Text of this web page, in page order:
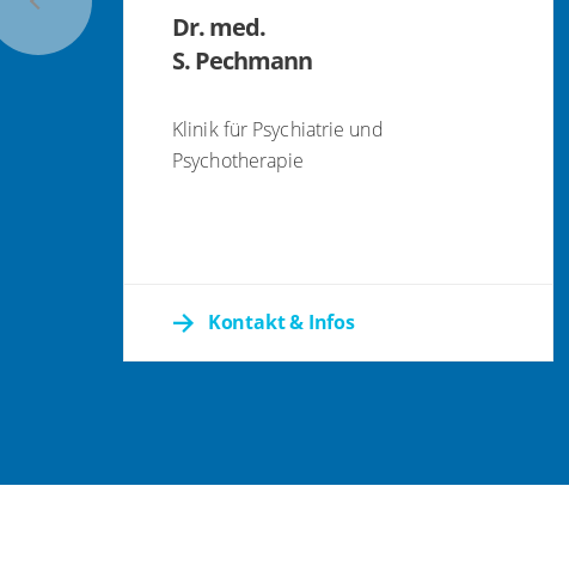
Dr. med.
S. Pechmann
Klinik für Psychiatrie und
Psychotherapie
Kontakt & Infos